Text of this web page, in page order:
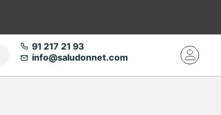
91 217 21 93
info@saludonnet.com